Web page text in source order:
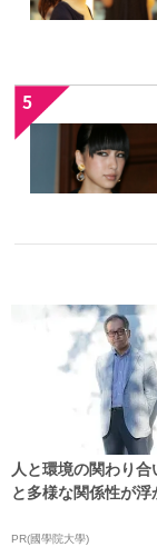
5
人と環境の関わり合
と多様な関係性が浮
PR(國學院大學)